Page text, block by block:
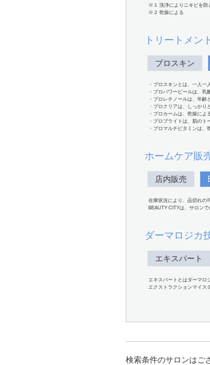
※１ 洗浄によりニキビを防
※２ 乾燥による
トリートメン
プロスキン
・プロスキンとは、一人一
・プロパワーピールは、乳
・プロレチノールは、年齢
・プロクリアは、しっかり
・プロカームは、乾燥によ
・プロブライトは、肌のト
・プロマルチビタミンは、
ホームケア販
店内販売
在庫状況により、品切れの
BEAUTY CITYは、サロン
ダーマロジカ
エキスパート
エキスパートとはダーマロ
エクストラクションマイス
検索条件のサロンはご